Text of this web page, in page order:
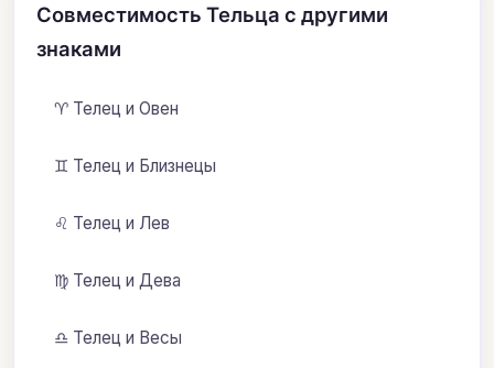
Совместимость Тельца с другими
знаками
♈ Телец и Овен
♊ Телец и Близнецы
♌ Телец и Лев
♍ Телец и Дева
♎ Телец и Весы